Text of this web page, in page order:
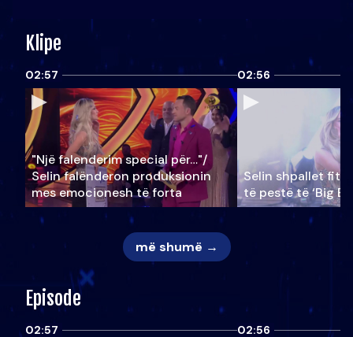
Klipe
02:57
"Një falenderim special për…"/
Selin falënderon produksionin
mes emocionesh të forta
02:56
Selin shpallet
të pestë të ‘Big
më shumë →
Episode
02:57 02:56